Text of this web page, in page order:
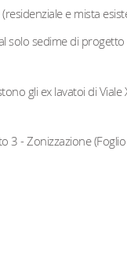
e mista
solo sedime di
gli ex lavatoi di Viale
- Zonizzazione